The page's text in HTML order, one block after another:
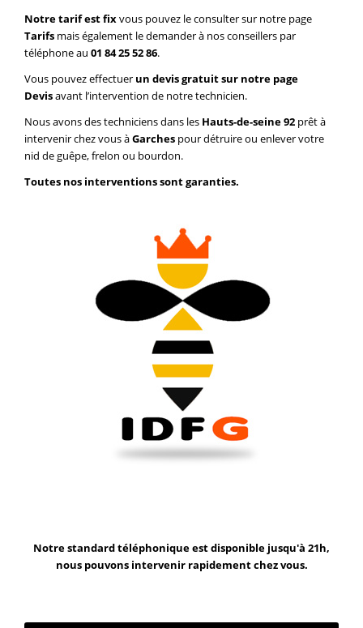
Notre tarif est fixvous pouvez le consulter sur notre page
Tarifs mais également le demander à nos conseillers par
téléphone au 01 84 25 52 86.
Vous pouvez effectuer un devis gratuit sur notre page
Devisavant l’intervention de notre technicien.
Nous avons des techniciens dans les Hauts-de-seine 92 prêt à
intervenir chez vous àGarches pour détruire ou enlever votre
nid de guêpe, frelon ou bourdon.
Toutes nos interventions sont garanties.
Notre standard téléphonique est disponible jusqu'à 21h,
nous pouvons intervenir rapidement chez vous.